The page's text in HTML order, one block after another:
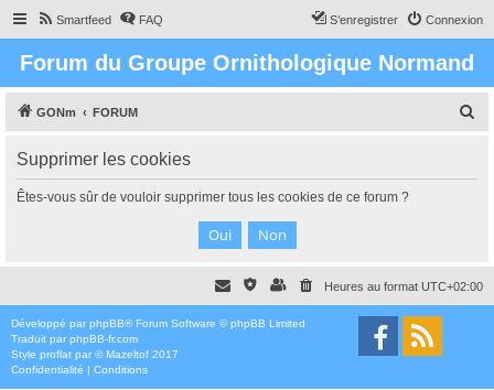
Smartfeed FAQ Connexion
S’enregistrer
Forum du Groupe Ornithologique Normand
GONm FORUM
c
Supprimer les cookies
Êtes-vous sûr de vouloir supprimer tous les cookies de ce forum ?
Heures au format UTC+02:00
Développé par phpBB® Forum Software © phpBB Limited
Traduit par phpBB-fr.com
Style proflat par ©Mazeltof 2017
Confidentialité | Conditions